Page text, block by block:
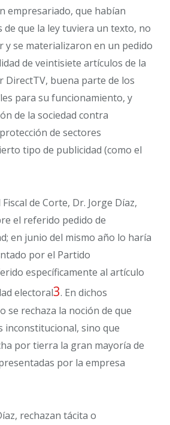
empresariado, que habían
de que la ley tuviera un texto, no
y se materializaron en un pedido
de veintisiete artículos de la
buena parte de los
para su funcionamiento, y
de la sociedad contra
de sectores
tipo de publicidad (como el
de Corte, Dr. Jorge Díaz,
el referido pedido de
en junio del mismo año lo haría
por el Partido
específicamente al artículo
electoral3. En dichos
se rechaza la noción de que
inconstitucional, sino que
por tierra la gran mayoría de
por la empresa
rechazan tácita o